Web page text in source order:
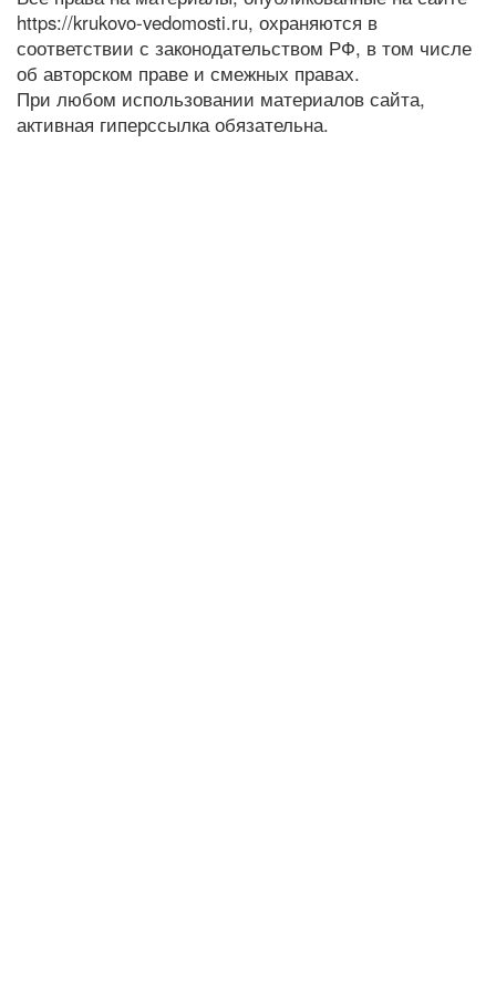
https://krukovo-vedomosti.ru, охраняются в
соответствии с законодательством РФ, в том числе
об авторском праве и смежных правах.
При любом использовании материалов сайта,
активная гиперссылка обязательна.